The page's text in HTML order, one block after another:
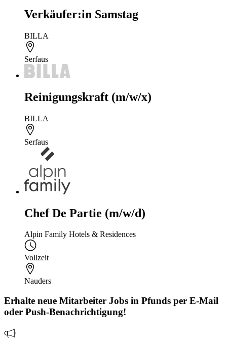
Verkäufer:in Samstag
BILLA
Serfaus
Reinigungskraft (m/w/x)
BILLA
Serfaus
Chef De Partie (m/w/d)
Alpin Family Hotels & Residences
Vollzeit
Nauders
Erhalte neue Mitarbeiter Jobs in Pfunds per E-Mail
oder Push-Benachrichtigung!